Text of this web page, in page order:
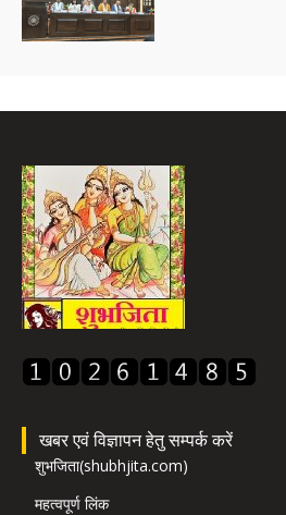
खबर एवं विज्ञापन हेतु सम्पर्क करें
शुभजिता(shubhjita.com)
महत्वपूर्ण लिंक